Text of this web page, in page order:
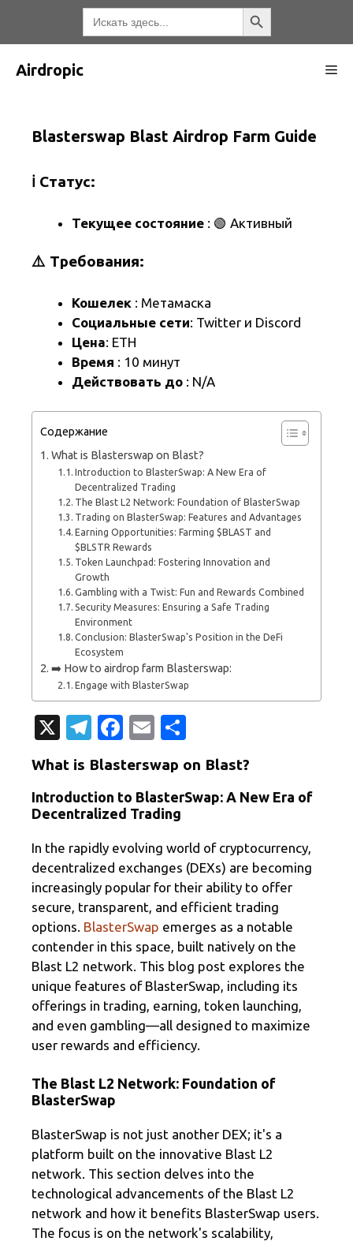
содержимому
Искать: Кнопка поиска
Airdropic
Blasterswap Blast Airdrop Farm Guide
ℹ️ Статус:
Текущее состояние : 🟢 Активный
⚠️ Требования:
Кошелек : Метамаска
Социальные сети: Twitter и Discord
Цена: ETH
Время : 10 минут
Действовать до : N/A
Содержание
What is Blasterswap on Blast?
Introduction to BlasterSwap: A New Era of
Decentralized Trading
The Blast L2 Network: Foundation of BlasterSwap
Trading on BlasterSwap: Features and Advantages
Earning Opportunities: Farming $BLAST and
$BLSTR Rewards
Token Launchpad: Fostering Innovation and
Growth
Gambling with a Twist: Fun and Rewards Combined
Security Measures: Ensuring a Safe Trading
Environment
Conclusion: BlasterSwap's Position in the DeFi
Ecosystem
➡️ How to airdrop farm Blasterswap:
Engage with BlasterSwap
X
T
el
e
gr
a
m
Fa
c
e
b
o
o
k
E
ail п
р
в
и
т
ь
What is Blasterswap on Blast?
Introduction to BlasterSwap: A New Era of
Decentralized Trading
In the rapidly evolving world of cryptocurrency,
decentralized exchanges (DEXs) are becoming
increasingly popular for their ability to offer
secure, transparent, and efficient trading
options. BlasterSwap emerges as a notable
contender in this space, built natively on the
Blast L2 network. This blog post explores the
unique features of BlasterSwap, including its
offerings in trading, earning, token launching,
and even gambling—all designed to maximize
user rewards and efficiency.
The Blast L2 Network: Foundation of
BlasterSwap
BlasterSwap is not just another DEX; it's a
platform built on the innovative Blast L2
network. This section delves into the
technological advancements of the Blast L2
network and how it benefits BlasterSwap users.
The focus is on the network's scalability,